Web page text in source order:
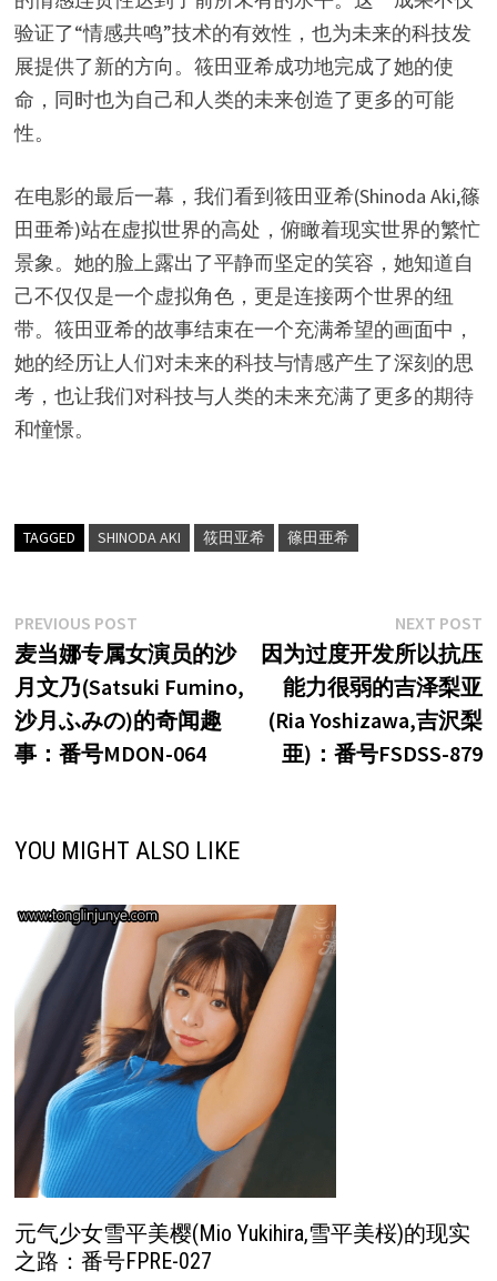
验证了“情感共鸣”技术的有效性，也为未来的科技发
展提供了新的方向。筱田亚希成功地完成了她的使
命，同时也为自己和人类的未来创造了更多的可能
性。
在电影的最后一幕，我们看到筱田亚希(Shinoda Aki,篠
田亜希)站在虚拟世界的高处，俯瞰着现实世界的繁忙
景象。她的脸上露出了平静而坚定的笑容，她知道自
己不仅仅是一个虚拟角色，更是连接两个世界的纽
带。筱田亚希的故事结束在一个充满希望的画面中，
她的经历让人们对未来的科技与情感产生了深刻的思
考，也让我们对科技与人类的未来充满了更多的期待
和憧憬。
TAGGED SHINODA AKI 筱田亚希 篠田亜希
文
章
导
航
PREVIOUS POSTPrevious
post:
麦当娜专属女演员的沙
月文乃(Satsuki Fumino,
沙月ふみの)的奇闻趣
事：番号MDON-064
NEXT POST
因为过度开发所以抗压
能力很弱的吉泽梨亚
(Ria Yoshizawa,吉沢梨
亜)：番号FSDSS-879
YOU MIGHT ALSO LIKE
元气少女雪平美樱(Mio Yukihira,雪平美桜)的现实
之路：番号FPRE-027